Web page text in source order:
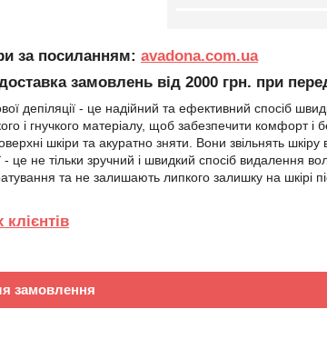
за посиланням: avadona.com.ua
замовлень від 2000 грн. при
депіляції - це надійний та ефективний спосіб
і гнучкого матеріалу, щоб забезпечити комфорт
шкіри та акуратно зняти. Вони звільнять
- це не тільки зручний і швидкий спосіб видалення
та не залишають липкого залишку на шкірі
замовлення